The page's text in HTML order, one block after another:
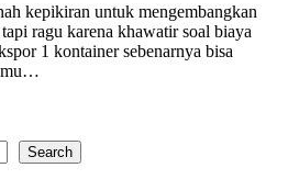
kepikiran untuk mengembangkan
ragu karena khawatir soal biaya
1 kontainer sebenarnya bisa
Search